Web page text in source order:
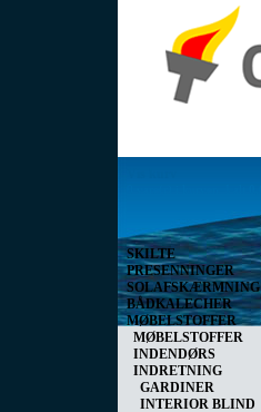
SKILTE
PRESENNINGER
SOLAFSKÆRMNING
BÅDKALECHER
MØBELSTOFFER
MØBELSTOFFER
INDENDØRS
INDRETNING
GARDINER
INTERIOR BLIND